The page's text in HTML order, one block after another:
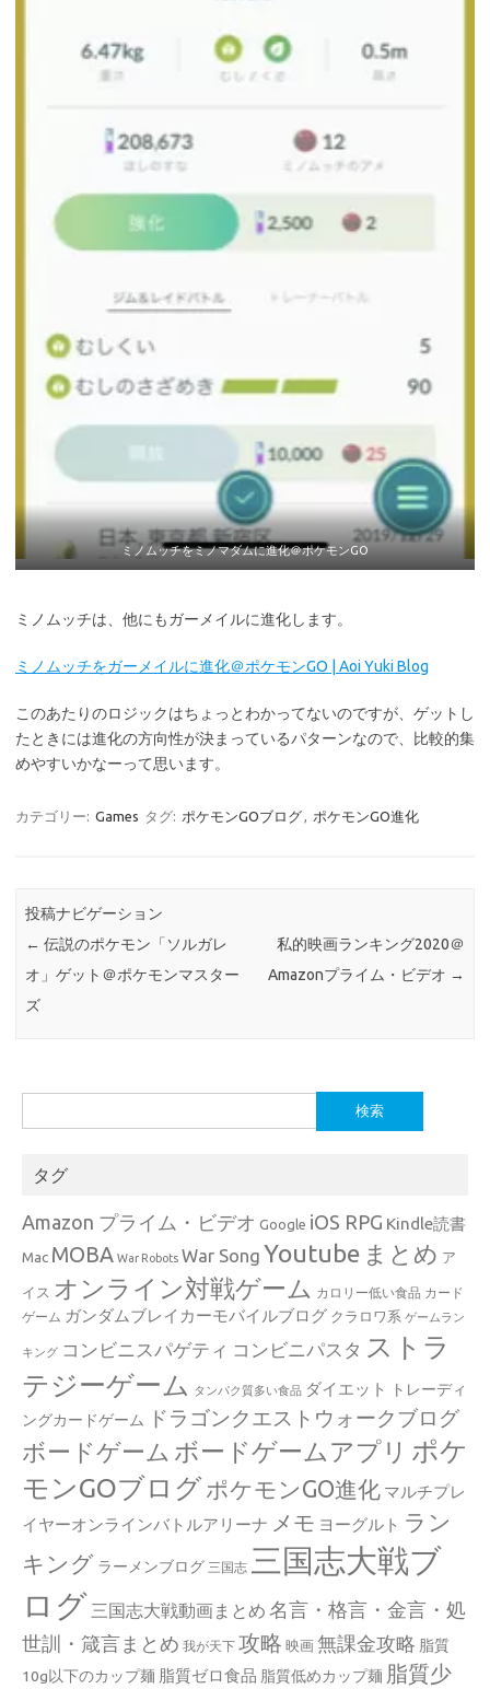
ミノムッチをミノマダムに進化＠ポケモンGO
ミノムッチは、他にもガーメイルに進化します。
ミノムッチをガーメイルに進化＠ポケモンGO | Aoi Yuki Blog
このあたりのロジックはちょっとわかってないのですが、ゲットし
たときには進化の方向性が決まっているパターンなので、比較的集
めやすいかなーって思います。
カテゴリー: Games タグ: ポケモンGOブログ, ポケモンGO進化
投稿ナビゲーション
← 伝説のポケモン「ソルガレ
オ」ゲット＠ポケモンマスター
ズ
私的映画ランキング2020＠
Amazonプライム・ビデオ →
索:
タグ
Amazon プライム・ビデオ Google iOS RPG Kindle読書
Mac MOBA War Robots War Song Youtube まとめ ア
イス オンライン対戦ゲーム カロリー低い食品 カード
ゲーム ガンダムブレイカーモバイルブログ クラロワ系 ゲームラン
キング コンビニスパゲティ コンビニパスタ ストラ
テジーゲーム
タンパク質多い食品 ダイエット
トレーディ
ングカードゲーム
ドラゴンクエストウォークブログ
ボードゲーム ボードゲームアプリ ポケ
モンGOブログポケモンGO進化 マルチプレ
イヤーオンラインバトルアリーナ メモ ヨーグルト ラン
キング ラーメンブログ 三国志 三国志大戦ブ
ログ 三国志大戦動画まとめ 名言・格言・金言・処
世訓・箴言まとめ 我が天下 攻略 映画 無課金攻略 脂質
10g以下のカップ麺 脂質ゼロ食品 脂質低めカップ麺 脂質少